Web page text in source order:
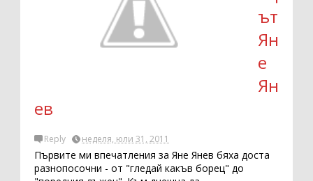
ът
Ян
е
Ян
ев
Reply неделя, юли 31, 2011
Първите ми впечатления за Яне Янев бяха доста
разнопосочни - от "гледай какъв борец" до